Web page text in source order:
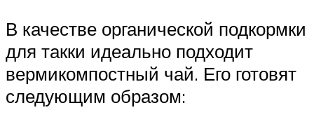
В качестве органической подкормки
для такки идеально подходит
вермикомпостный чай. Его готовят
следующим образом: